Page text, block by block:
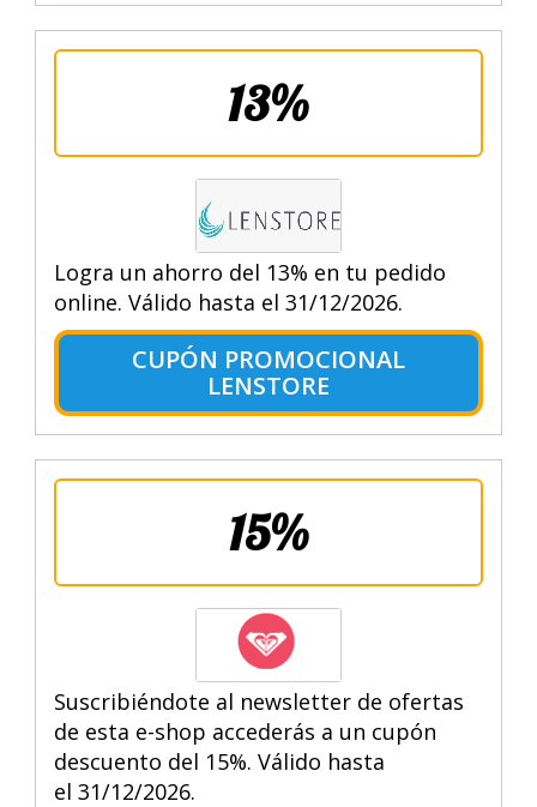
13%
Logra un ahorro del 13% en tu pedido
online. Válido hasta el 31/12/2026.
CUPÓN PROMOCIONAL
LENSTORE
15%
Suscribiéndote al newsletter de ofertas
de esta e-shop accederás a un cupón
descuento del 15%. Válido hasta
el 31/12/2026.